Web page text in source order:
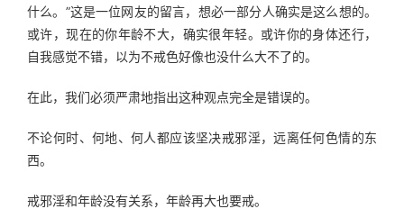
什么。”这是一位网友的留言，想必一部分人确实是这么想的。
或许，现在的你年龄不大，确实很年轻。或许你的身体还行，
自我感觉不错，以为不戒色好像也没什么大不了的。
在此，我们必须严肃地指出这种观点完全是错误的。
不论何时、何地、何人都应该坚决戒邪淫，远离任何色情的东
西。
戒邪淫和年龄没有关系，年龄再大也要戒。